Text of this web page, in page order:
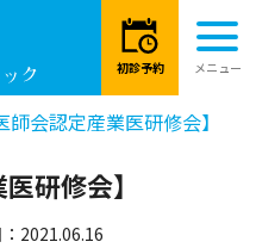
師会認定産業医研修会】
研修会】
2021.06.16